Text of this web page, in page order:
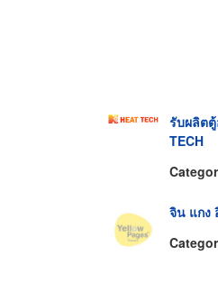
รับผลิต
TECH
จิน แกง